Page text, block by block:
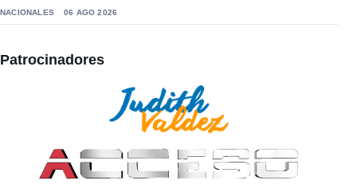
NACIONALES 06 AGO 2026
Patrocinadores